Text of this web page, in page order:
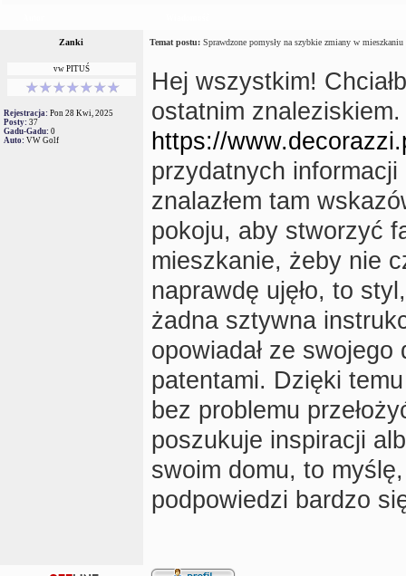
Zanki Temat postu: Sprawdzone pomysły na szybkie zmiany w mieszkaniu
vw PITUŚ
Rejestracja: Pon 28 Kwi, 2025
Posty: 37
Gadu-Gadu: 0
Auto: VW Golf
Hej wszystkim!
ostatnim
https://
przydatnych
znalazłem tam
pokoju, aby stworzyć
mieszkanie, żeby nie
naprawdę ujęło, to
żadna sztywna
opowiadał ze
patentami. Dzięki
bez problemu
poszukuje inspiracji
swoim domu, to
podpowiedzi bardzo